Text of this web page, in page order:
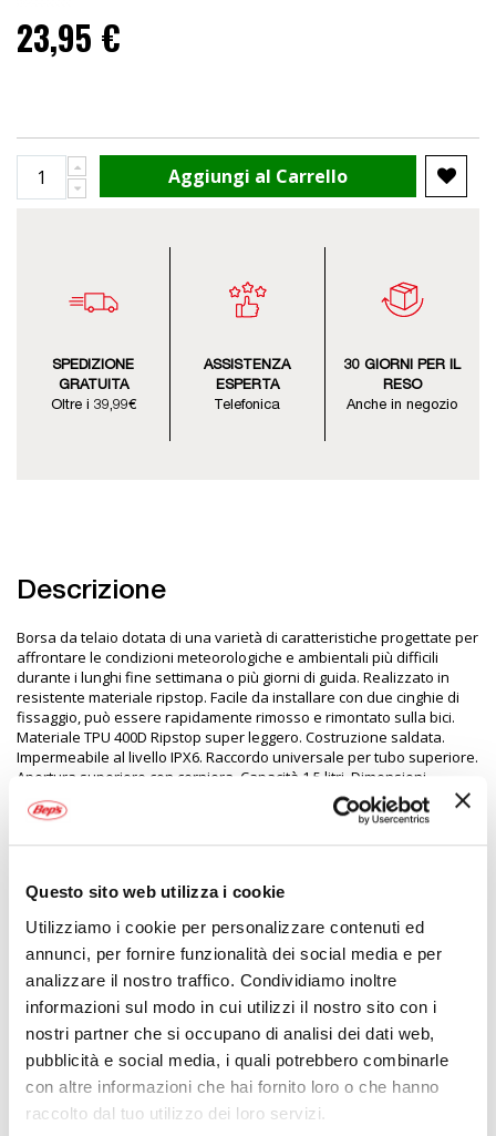
Questo sito web utilizza i cookie
Utilizziamo i cookie per personalizzare contenuti ed
annunci, per fornire funzionalità dei social media e per
analizzare il nostro traffico. Condividiamo inoltre
informazioni sul modo in cui utilizzi il nostro sito con i
nostri partner che si occupano di analisi dei dati web,
pubblicità e social media, i quali potrebbero combinarle
con altre informazioni che hai fornito loro o che hanno
raccolto dal tuo utilizzo dei loro servizi.
23,95 €
Aggiungi al Carrello
SPEDIZIONE
GRATUITA
Oltre i 39,99€
ASSISTENZA
ESPERTA
Telefonica
30 GIORNI PER IL
RESO
Anche in negozio
Descrizione
Borsa da telaio dotata di una varietà di caratteristiche progettate per
affrontare le condizioni meteorologiche e ambientali più difficili
durante i lunghi fine settimana o più giorni di guida. Realizzato in
resistente materiale ripstop. Facile da installare con due cinghie di
fissaggio, può essere rapidamente rimosso e rimontato sulla bici.
Materiale TPU 400D Ripstop super leggero. Costruzione saldata.
Impermeabile al livello IPX6. Raccordo universale per tubo superiore.
Apertura superiore con cerniera. Capacità 1,5 litri. Dimensioni
20x6x10cm (LxPxh)
Specifiche tecniche
Maggiori
Informazioni
2009971
5030009410611
Bici
Borsa da telaio
Nero
OXFORD
Nero 1,5lt 60g